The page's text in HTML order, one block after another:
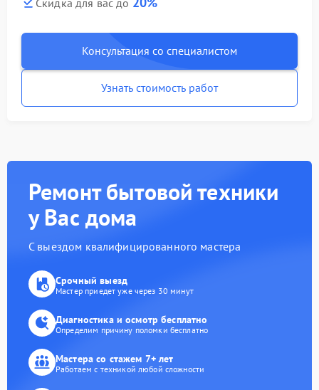
Скидка для вас до
Консультация со специалистом
Узнать стоимость работ
Ремонт бытовой техники
у Вас дома
С выездом квалифицированного мастера
Срочный выезд
Мастер приедет уже через 30 минут
Диагностика и осмотр бесплатно
Определим причину поломки бесплатно
Мастера со стажем 7+ лет
Работаем с техникой любой сложности